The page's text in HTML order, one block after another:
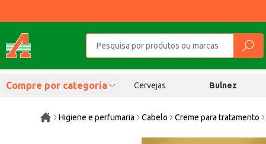
Compre por categoria Cervejas Bulnez
Higiene e perfumaria Cabelo Creme para tratamento